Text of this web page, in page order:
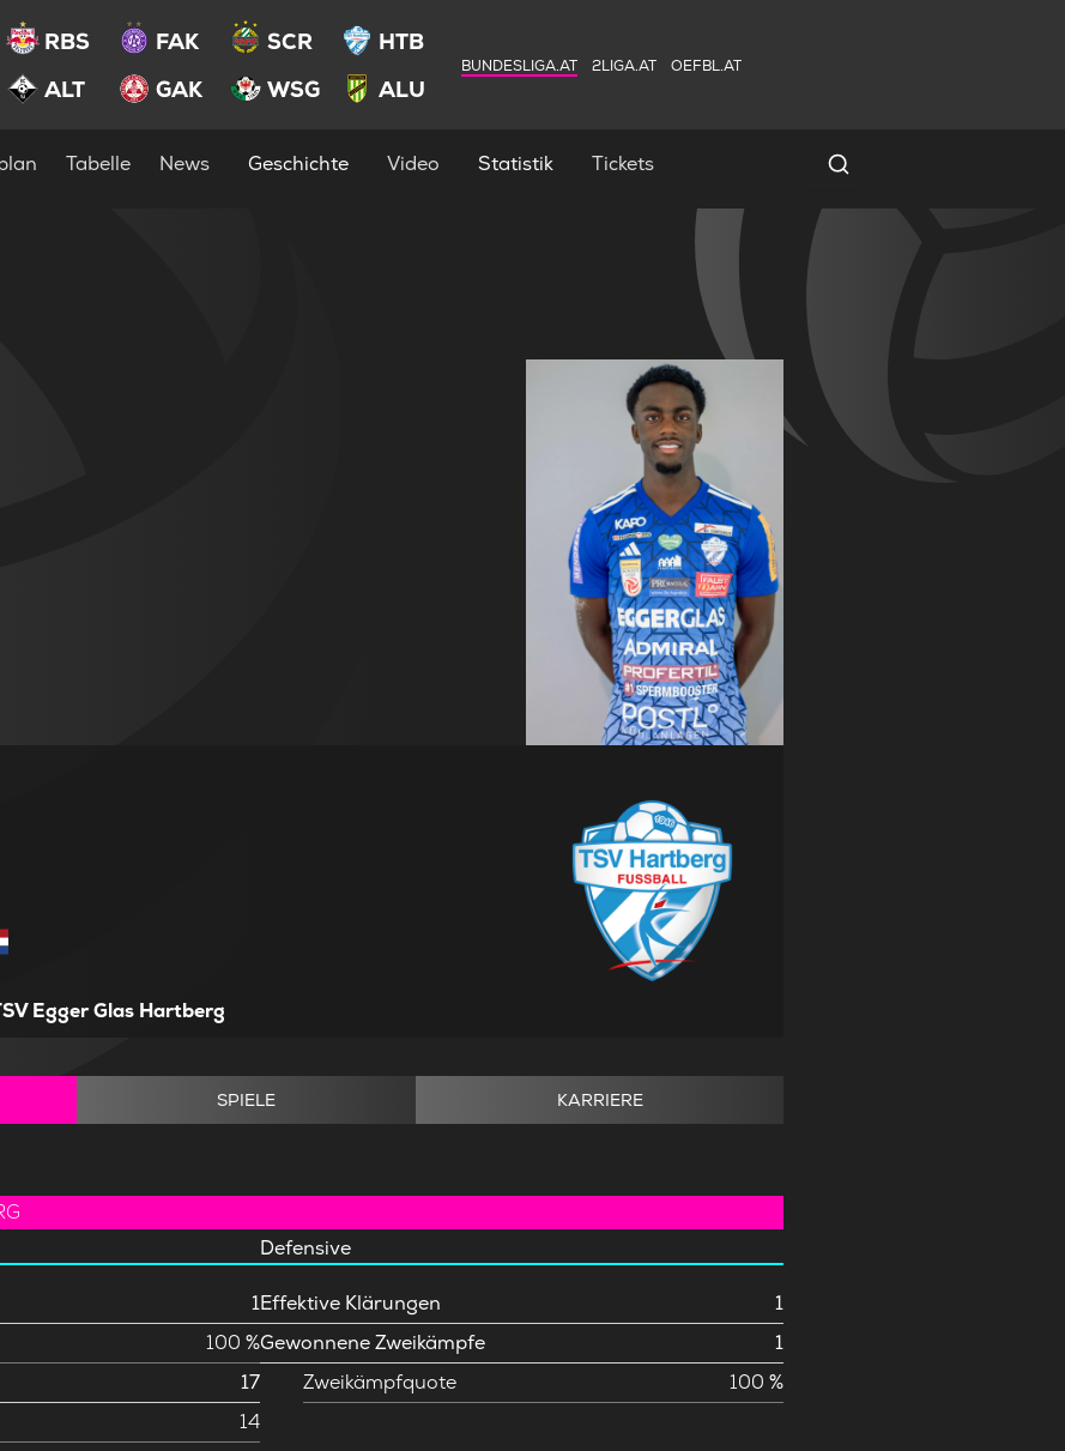
RBS FAK SCR
HTB
ALT GAK WSG ALU
BUNDESLIGA.AT 2LIGA.AT OEFBL.AT
Tabelle News Geschichte Video Statistik Tickets Spielersuche
Egger Glas Hartberg
SPIELE KARRIERE
1
100 %
17
14
Defensive
Effektive Klärungen
1
Gewonnene Zweikämpfe
1
Zweikämpfquote
100 %